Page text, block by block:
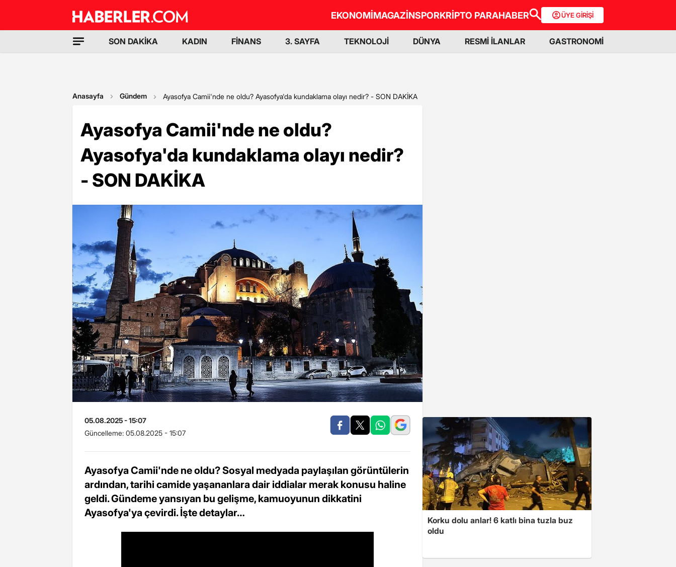
EKONOMİMAGAZİNSPORKRİPTO PARAHABER ÜYE GİRİŞİ
SON DAKİKA KADIN FİNANS 3. SAYFA TEKNOLOJİ DÜNYA RESMİ İLANLAR GASTRONOMİ
Anasayfa Gündem Ayasofya Camii'nde ne oldu? Ayasofya'da kundaklama olayı nedir? - SON DAKİKA
Ayasofya Camii'nde ne oldu?
Ayasofya'da kundaklama olayı nedir?
- SON DAKİKA
05.08.2025 - 15:07
Güncelleme: 05.08.2025 - 15:07
Ayasofya Camii'nde ne oldu? Sosyal medyada paylaşılan görüntülerin
ardından, tarihi camide yaşananlara dair iddialar merak konusu haline
geldi. Gündeme yansıyan bu gelişme, kamuoyunun dikkatini
Ayasofya'ya çevirdi. İşte detaylar…
Korku dolu anlar! 6 katlı bina tuzla buz
oldu